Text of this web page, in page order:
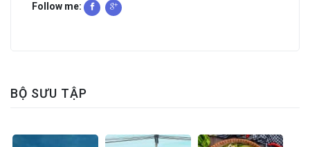
Follow me:
BỘ SƯU TẬP